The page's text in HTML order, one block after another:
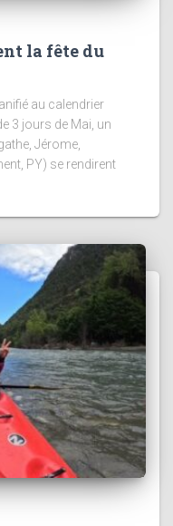
la fête du
au calendrier
3 jours de Mai, un
Jérome,
PY) se rendirent